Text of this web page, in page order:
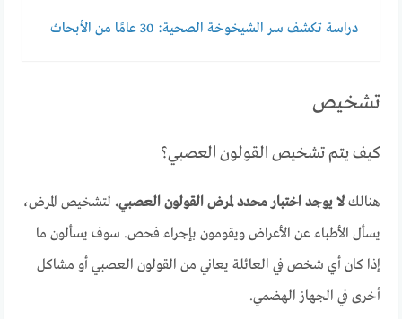
دراسة تكشف سر الشيخوخة الصحية: 30 عامًا من الأبحاث
تشخيص
كيف يتم تشخيص القولون العصبي؟
هنالكلا يوجد اختبار محدد لمرض القولون العصبي. لتشخيص المرض،
يسأل الأطباء عن الأعراض ويقومون بإجراء فحص. سوف يسألون ما
إذا كان أي شخص في العائلة يعاني من القولون العصبي أو مشاكل
أخرى في الجهاز الهضمي.